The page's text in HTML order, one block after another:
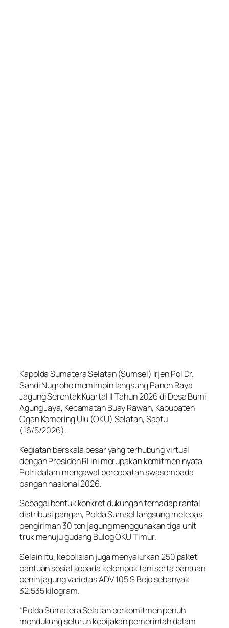
Kapolda Sumatera Selatan (Sumsel) Irjen Pol Dr.
Sandi Nugroho memimpin langsung Panen Raya
Jagung Serentak Kuartal II Tahun 2026 di Desa Bumi
Agung Jaya, Kecamatan Buay Rawan, Kabupaten
Ogan Komering Ulu (OKU) Selatan, Sabtu
(16/5/2026).
Kegiatan berskala besar yang terhubung virtual
dengan Presiden RI ini merupakan komitmen nyata
Polri dalam mengawal percepatan swasembada
pangan nasional 2026.
Sebagai bentuk konkret dukungan terhadap rantai
distribusi pangan, Polda Sumsel langsung melepas
pengiriman 30 ton jagung menggunakan tiga unit
truk menuju gudang Bulog OKU Timur.
Selain itu, kepolisian juga menyalurkan 250 paket
bantuan sosial kepada kelompok tani serta bantuan
benih jagung varietas ADV 105 S Bejo sebanyak
32.535 kilogram.
“Polda Sumatera Selatan berkomitmen penuh
mendukung seluruh kebijakan pemerintah dalam